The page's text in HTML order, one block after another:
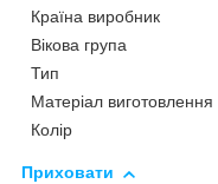
Країна виробник
Вікова група
Тип
Матеріал виготовлення
Колір
Приховати